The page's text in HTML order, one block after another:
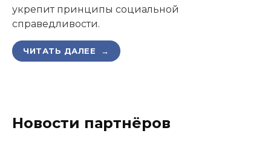
укрепит принципы социальной
справедливости.
ЧИТАТЬ ДАЛЕЕ →
Новости партнёров